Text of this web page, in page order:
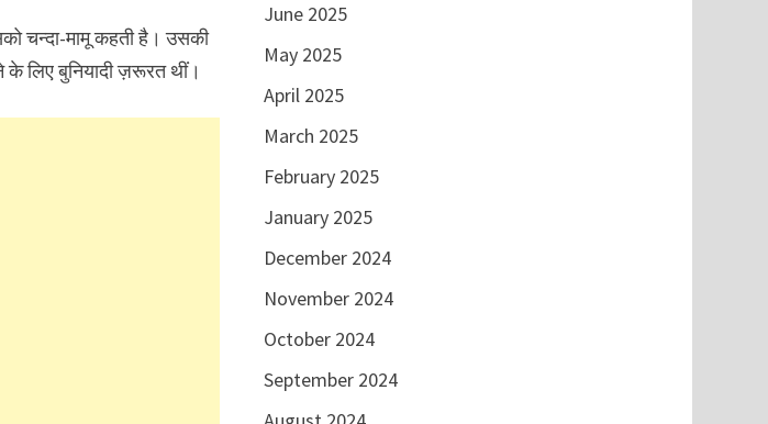
चन्दा-मामू कहती है। उसकी
लिए बुनियादी ज़रूरत थीं।
June 2025
May 2025
April 2025
March 2025
February 2025
January 2025
December 2024
November 2024
October 2024
September 2024